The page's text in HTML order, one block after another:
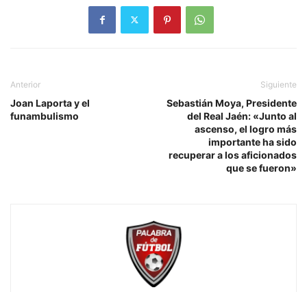
Anterior
Joan Laporta y el
funambulismo
Siguiente
Sebastián Moya, Presidente
del Real Jaén: «Junto al
ascenso, el logro más
importante ha sido
recuperar a los aficionados
que se fueron»